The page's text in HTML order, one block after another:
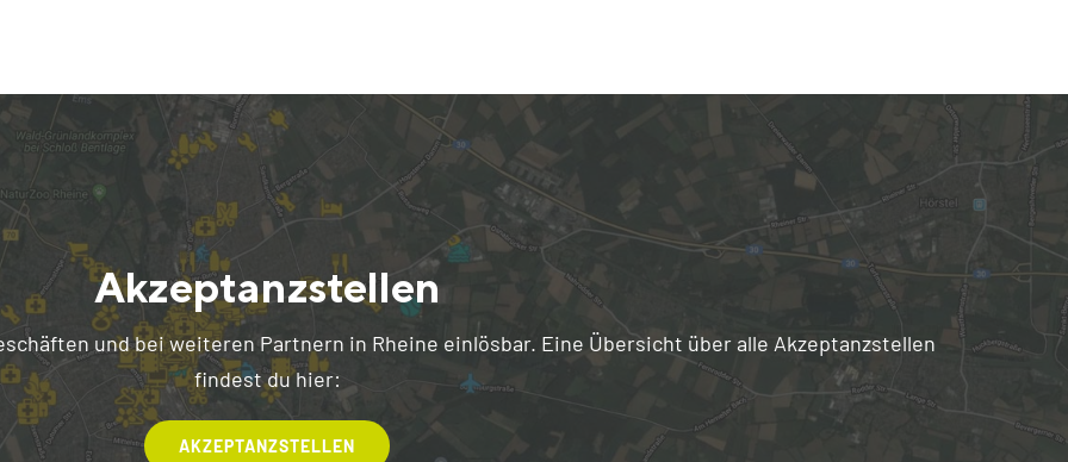
Akzeptanzstellen
und bei weiteren Partnern in Rheine einlösbar. Eine Übersicht über alle Akzeptanzstellen
findest du hier:
AKZEPTANZSTELLEN